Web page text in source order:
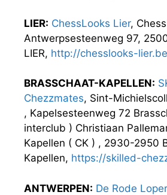
LIER: ChessLooks Lier,
Antwerpsesteenweg 97,
LIER, http://chesslooks-
BRASSCHAAT-KAPELLEN:
Chezzmates, Sint-
, Kapelsesteenweg 72
interclub ) Christiaan
Kapellen ( CK ) , 2930-2950
Kapellen, https://skilled-
ANTWERPEN: De Rode Loper